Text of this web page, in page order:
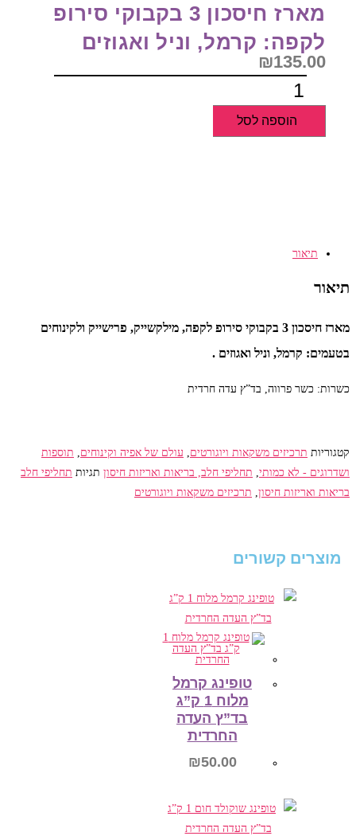
לקפה:
וניל
ואגוזים
מארז חיסכון 3 בקבוקי סירופ
לקפה: קרמל, וניל ואגוזים
₪135.00
כמות
של
מארזהוספה לסל
תיאור
תיאור
מארז חיסכון 3 בקבוקי סירופ לקפה, מילקשייק, פרישייק ולקינוחים
בטעמים: קרמל, וניל ואגוזים .
כשרות: כשר פרווה, בד”ץ עדה חרדית
קטגוריות תרכיזים משקאות ויוגורטים, עולם של אפיה וקינוחים,
תוספות
ושדרוגים - לא כמותי, תחליפי חלב, בריאות ואריזות חיסון תגיות תחליפי חלב
בריאות ואריזות חיסון, תרכיזים משקאות ויוגורטים
מוצרים קשורים
טופינג קרמל
מלוח 1 ק”ג
בד”ץ העדה
החרדית
₪50.00